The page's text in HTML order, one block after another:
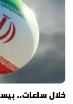
خلال ساعات..